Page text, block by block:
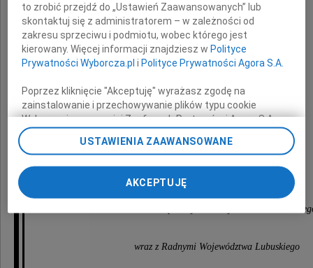
Mamy
Przewodnicząca Sejmiku Województwa
wraz z Radnymi Województwa Lubuskiego
to zrobić przejdź do „Ustawień Zaawansowanych” lub
skontaktuj się z administratorem – w zależności od
zakresu sprzeciwu i podmiotu, wobec którego jest
kierowany. Więcej informacji znajdziesz wPolityce
Prywatności Wyborcza.pl iPolityce Prywatności Agora S.A.
Poprzez kliknięcie "Akceptuję" wyrażasz zgodę na
zainstalowanie i przechowywanie plików typu cookie
Wyborczej sp. z o. o. jej Zaufanych Partnerów i Agora S.A.
na Twoim urządzeniu końcowym. Możesz też w każdej
chwili zmienić swoje preferencje dot. plików cookie,
preferencjami dot. przetwarzania danych poprzez
odnośnik „Ustawienia prywatności” w stopce serwisu i
przechodząc do sekcji „Ustawienia zaawansowane”.
Zmiana ustawień plików cookie możliwa jest także za
USTAWIENIA ZAAWANSOWANE
AKCEPTUJĘ